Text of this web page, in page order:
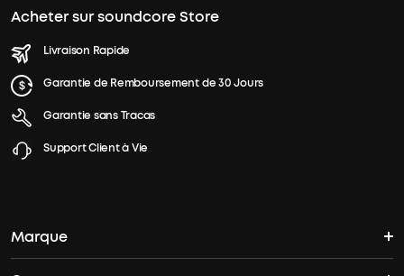
Acheter sur soundcore Store
Livraison Rapide
Garantie de Remboursement de 30 Jours
Garantie sans Tracas
Support Client à Vie
Marque